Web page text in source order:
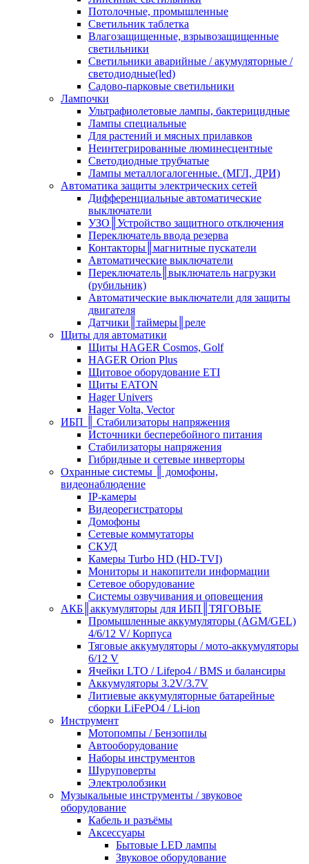
Потолочные, промышленные
Светильник таблетка
Влагозащищенные, взрывозащищенные
светильники
Светильники аварийные / акумуляторные /
светодиодные(led)
Садово-парковые светильники
Лампочки
Ультрафиолетовые лампы, бактерицидные
Лампы специальные
Для растений и мясных прилавков
Неинтегрированные люминесцентные
Светодиодные трубчатые
Лампы металлогалогенные. (МГЛ, ДРИ)
Автоматика защиты электрических сетей
Дифференциальные автоматические
выключатели
УЗО║Устройство защитного отключения
Переключатель ввода резерва
Контакторы║магнитные пускатели
Автоматические выключатели
Переключатель║выключатель нагрузки
(рубильник)
Автоматические выключатели для защиты
двигателя
Датчики║таймеры║реле
Щиты для автоматики
Щиты HAGER Cosmos, Golf
HAGER Orion Plus
Щитовое оборудование ETI
Щиты EATON
Hager Univers
Hager Volta, Vector
ИБП ║ Стабилизаторы напряжения
Источники бесперебойного питания
Стабилизаторы напряжения
Гибридные и сетевые инверторы
Охранные системы ║ домофоны,
видеонаблюдение
IP-камеры
Видеорегистраторы
Домофоны
Сетевые коммутаторы
СКУД
Камеры Turbo HD (HD-TVI)
Мониторы и накопители информации
Сетевое оборудование
Системы озвучивания и оповещения
АКБ║аккумуляторы для ИБП║ТЯГОВЫЕ
Промышленные аккумуляторы (AGM/GEL)
4/6/12 V/ Корпуса
Тяговые аккумуляторы / мото-аккумуляторы
6/12 V
Ячейки LTO / Lifepo4 / BMS и балансиры
Аккумуляторы 3.2V/3.7V
Литиевые аккумуляторные батарейные
сборки LiFePO4 / Li-ion
Инструмент
Мотопомпы / Бензопилы
Автооборудование
Наборы инструментов
Шуруповерты
Электролобзики
Музыкальные инструменты / звуковое
оборудование
Кабель и разъёмы
Аксессуары
Бытовые LED лампы
Звуковое оборудование